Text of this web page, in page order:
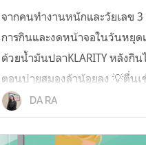
จากคนทำงานหนักและวัยเลข
การกินและงดหน้าจอในวันหยุด
ด้วยน้ำมันปลาKLARITY หลังกิ
ตอนบ่ายสมองล้าน้อยลง 💡ตื่น
หัว 💡ไอเดียไม่ตัน ยิ่งทำงานส
ว่าควรมี ชอบตรงที่ไม่มีกลิ่นคา
ตั้งแต่เคยกินน้ำมันปลามาเลย ใ
DA RA